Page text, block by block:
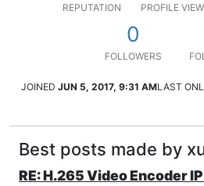
REPUTATION PROFILE
0
FOLLOWERS
JOINED JUN 5, 2017, 9:31 AMLAST
Best posts made by
RE: H.265 Video Encoder IP